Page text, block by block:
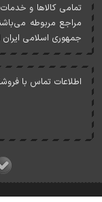
تمامی کالاها و
مراجع مربوطه
جمهوری اسلامی
اطلاعات تماس با